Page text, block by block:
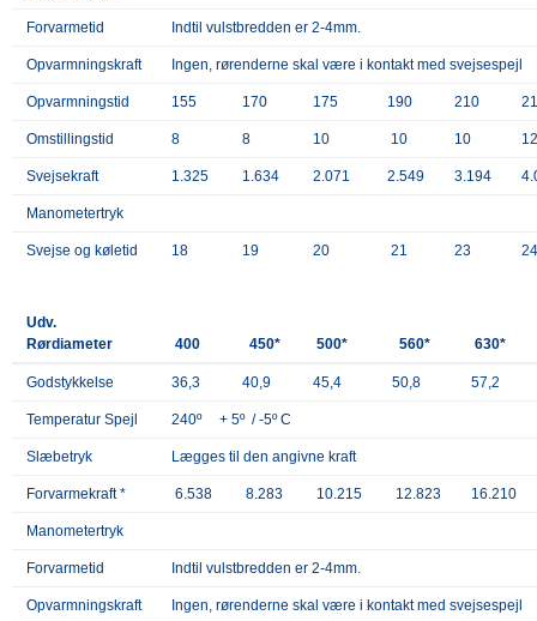
Forvarmetid Indtil vulstbredden er 2-4mm.
Opvarmningskraft Ingen, rørenderne skal være i kontakt med svejsespejl
Opvarmningstid 155 170 175 190 210
Omstillingstid 8 8 10 10 10
Svejsekraft 1.325 1.634 2.071 2.549 3.194
Manometertryk
Svejse og køletid 18 19 20 21 23
Udv.
Rørdiameter
400 450* 500* 560* 630*
Godstykkelse 36,3 40,9 45,4 50,8 57,2
Temperatur Spejl 240º + 5º / -5º C
Slæbetryk Lægges til den angivne kraft
Forvarmekraft * 6.538 8.283 10.215 12.823 16.210
Manometertryk
Forvarmetid Indtil vulstbredden er 2-4mm.
Opvarmningskraft Ingen, rørenderne skal være i kontakt med svejsespejl